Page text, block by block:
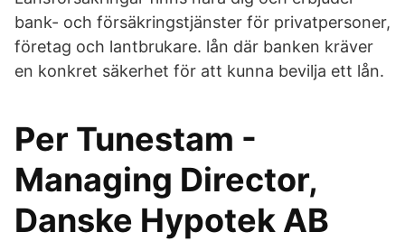
bank- och försäkringstjänster för privatpersoner,
företag och lantbrukare. lån där banken kräver
en konkret säkerhet för att kunna bevilja ett lån.
Per Tunestam -
Managing Director,
Danske Hypotek AB